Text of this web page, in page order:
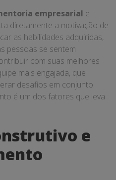
empresarial e
diretamente a motivação de
as habilidades adquiridas,
pessoas se sentem
com suas melhores
mais engajada, que
desafios em conjunto.
é um dos fatores que leva
e